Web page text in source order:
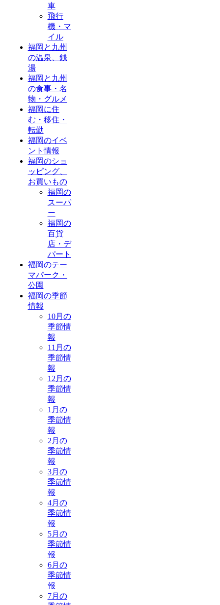
車
飛行
機・マ
イル
福岡と九州
の温泉、銭
湯
福岡と九州
の食事・名
物・グルメ
福岡に住
む・移住・
転勤
福岡のイベ
ント情報
福岡のショ
ッピング、
お買いもの
福岡の
スーパ
ー
福岡の
百貨
店・デ
パート
福岡のテー
マパーク・
公園
福岡の季節
情報
10月の
季節情
報
11月の
季節情
報
12月の
季節情
報
1月の
季節情
報
2月の
季節情
報
3月の
季節情
報
4月の
季節情
報
5月の
季節情
報
6月の
季節情
報
7月の